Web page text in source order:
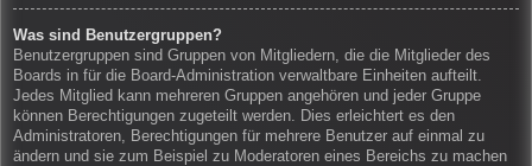
Was sind Benutzergruppen?
Benutzergruppen sind Gruppen von Mitgliedern, die die Mitglieder des
Boards in für die Board-Administration verwaltbare Einheiten aufteilt.
Jedes Mitglied kann mehreren Gruppen angehören und jeder Gruppe
können Berechtigungen zugeteilt werden. Dies erleichtert es den
Administratoren, Berechtigungen für mehrere Benutzer auf einmal zu
ändern und sie zum Beispiel zu Moderatoren eines Bereichs zu machen